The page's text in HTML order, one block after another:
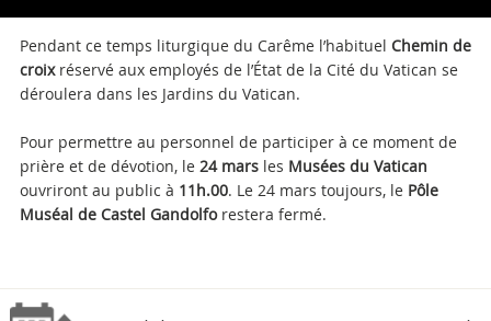
Pendant ce temps liturgique du Carême l’habituel Chemin de
croixréservé aux employés de l’État de la Cité du Vatican se
déroulera dans les Jardins du Vatican.
Pour permettre au personnel de participer à ce moment de
prière et de dévotion, le 24 marsles Musées du Vatican
ouvriront au public à 11h.00. Le 24 mars toujours, le Pôle
Muséal de Castel Gandolforestera fermé.
Attachments